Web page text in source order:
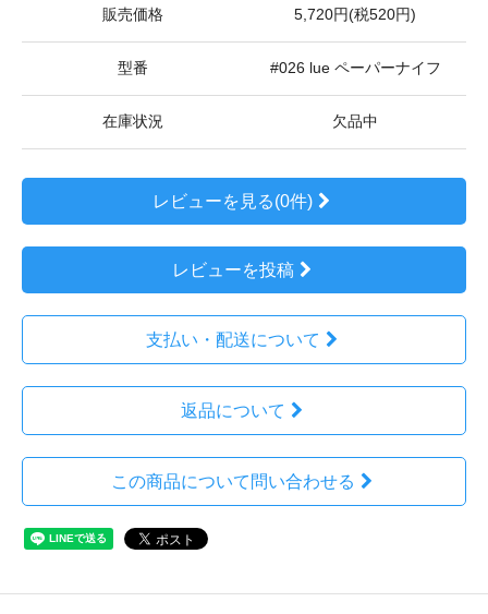
販売価格 5,720円(税520円)
型番 #026 lue ペーパーナイフ
在庫状況 欠品中
レビューを見る(0件)
レビューを投稿
支払い・配送について
返品について
この商品について問い合わせる